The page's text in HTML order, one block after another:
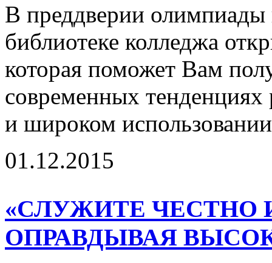
В преддверии олимпиады
библиотеке колледжа
которая поможет Вам
современных тенденциях
и широком
01.12.2015
«СЛУЖИТЕ ЧЕСТНО
ОПРАВДЫВАЯ